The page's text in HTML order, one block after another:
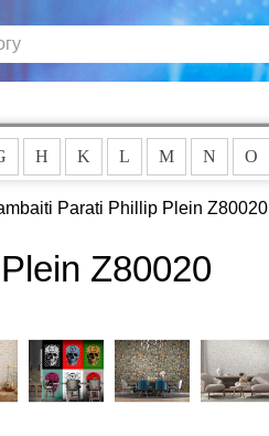
H K L M N O
Parati Phillip Plein Z80020
Z80020